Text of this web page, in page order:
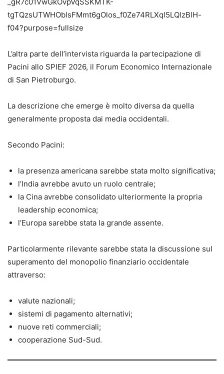
L’altra parte dell’intervista riguarda la partecipazione di
Pacini allo SPIEF 2026, il Forum Economico Internazionale
di San Pietroburgo.
La descrizione che emerge è molto diversa da quella
generalmente proposta dai media occidentali.
Secondo Pacini:
la presenza americana sarebbe stata molto significativa;
l’India avrebbe avuto un ruolo centrale;
la Cina avrebbe consolidato ulteriormente la propria
leadership economica;
l’Europa sarebbe stata la grande assente.
Particolarmente rilevante sarebbe stata la discussione sul
superamento del monopolio finanziario occidentale
attraverso:
valute nazionali;
sistemi di pagamento alternativi;
nuove reti commerciali;
cooperazione Sud-Sud.